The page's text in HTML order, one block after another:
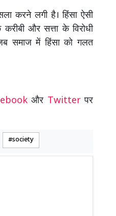
करने लगी है। हिंसा ऐसी
और सत्ता के विरोधी
समाज में हिंसा को गलत
और Twitterपर
society